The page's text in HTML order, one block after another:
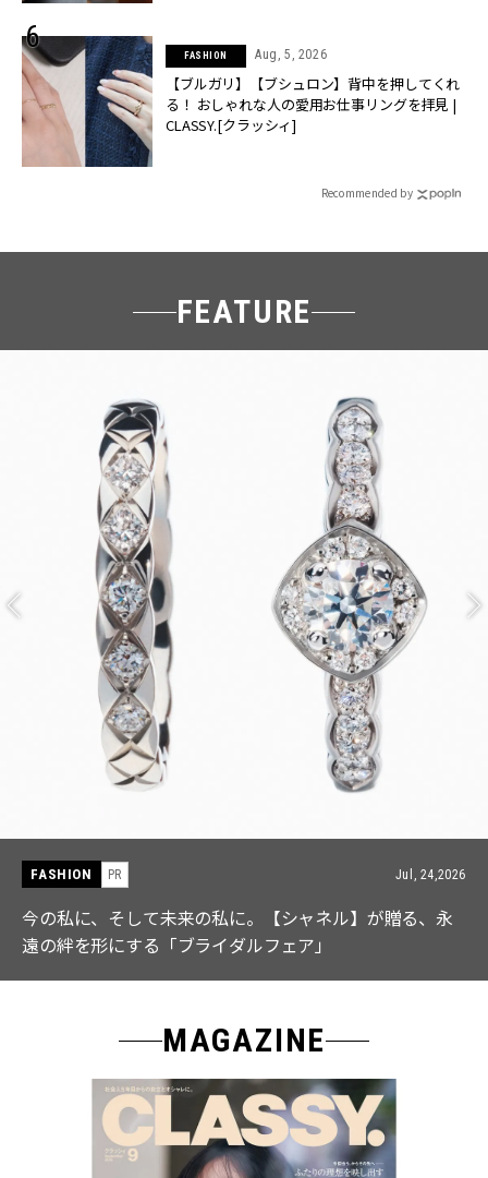
FASHION Aug, 5, 2026
【ブルガリ】【ブシュロン】背中を押してくれ
る！ おしゃれな人の愛用お仕事リングを拝見 |
CLASSY.[クラッシィ]
Recommended by
FEATURE
FASHION PR Jul, 15,2026
【ICB】人気インフルエンサーと共同制作! 週5で着たく
なる「名品ブラウス」２選
MAGAZINE